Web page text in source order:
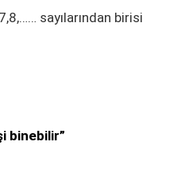
sayılarından birisi
binebilir”